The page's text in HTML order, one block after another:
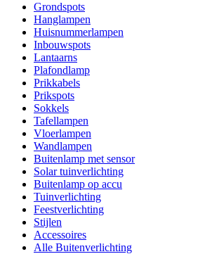
Grondspots
Hanglampen
Huisnummerlampen
Inbouwspots
Lantaarns
Plafondlamp
Prikkabels
Prikspots
Sokkels
Tafellampen
Vloerlampen
Wandlampen
Buitenlamp met sensor
Solar tuinverlichting
Buitenlamp op accu
Tuinverlichting
Feestverlichting
Stijlen
Accessoires
Alle Buitenverlichting